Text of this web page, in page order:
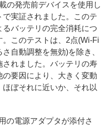
の発売前デバイスを使用し
実証されました。このテ
バッテリの完全消耗につ
このテストは、2点(Wi-Fi
自動調整を無効)を除き、
れました。バッテリの寿
要因により、大きく変動
ぼそれに近いか、それ以
の電源アダプタが添付さ